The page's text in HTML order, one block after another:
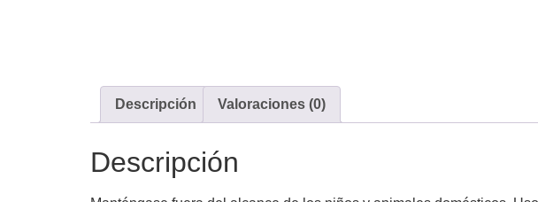
Descripción Valoraciones (0)
Descripción